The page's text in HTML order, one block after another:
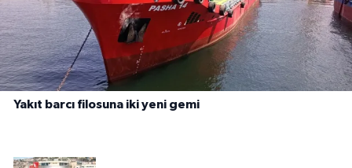
Yakıt barcı filosuna iki yeni gemi